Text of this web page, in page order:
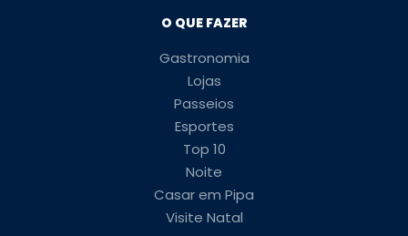
O QUE FAZER
Gastronomia
Lojas
Passeios
Esportes
Top 10
Noite
Casar em Pipa
Visite Natal